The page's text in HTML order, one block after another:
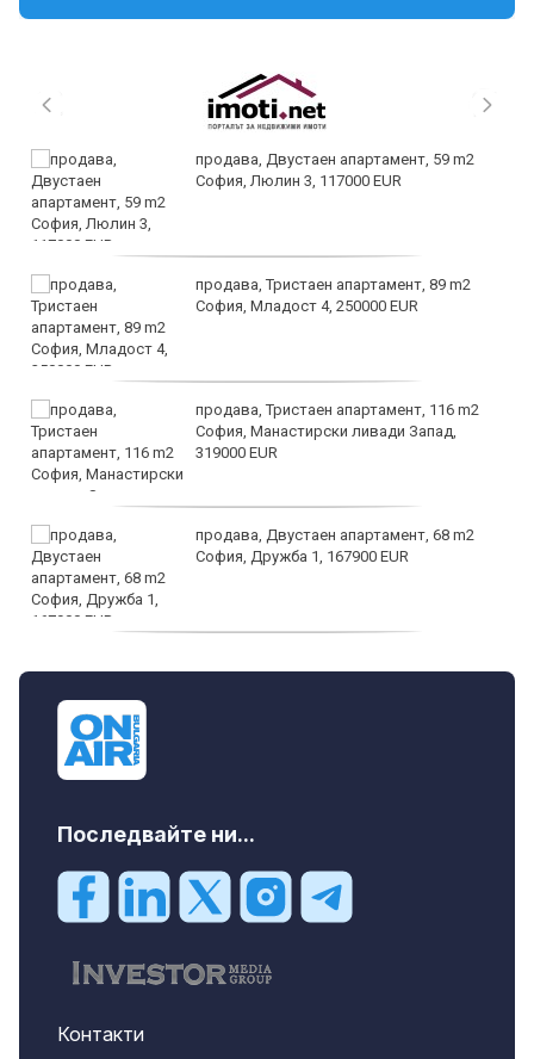
продава, Двустаен апартамент, 59 m2
София, Люлин 3, 117000 EUR
продава, Тристаен апартамент, 89 m2
София, Младост 4, 250000 EUR
продава, Тристаен апартамент, 116 m2
София, Манастирски ливади Запад,
319000 EUR
продава, Двустаен апартамент, 68 m2
София, Дружба 1, 167900 EUR
Последвайте ни...
Контакти